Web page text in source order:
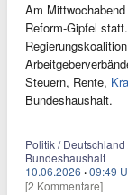
Am
Reform-Gipfel
Steuern, Rente,
Bundeshaushalt.
Politik /
Bundeshaushalt
10.06.2026 ·09:49
[2 Kommentare]